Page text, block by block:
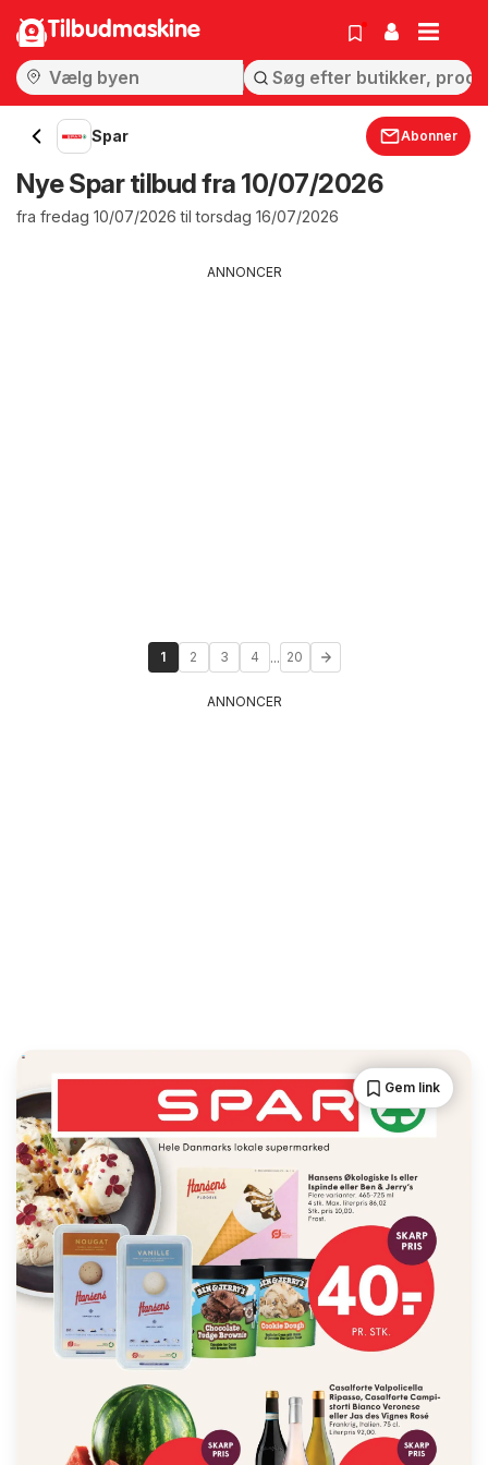
Tilbudmaskine
Spar Abonner
Nye Spar tilbud fra 10/07/2026
fra fredag 10/07/2026 til torsdag 16/07/2026
ANNONCER
1 2 3 4 ... 20
ANNONCER
Gem link